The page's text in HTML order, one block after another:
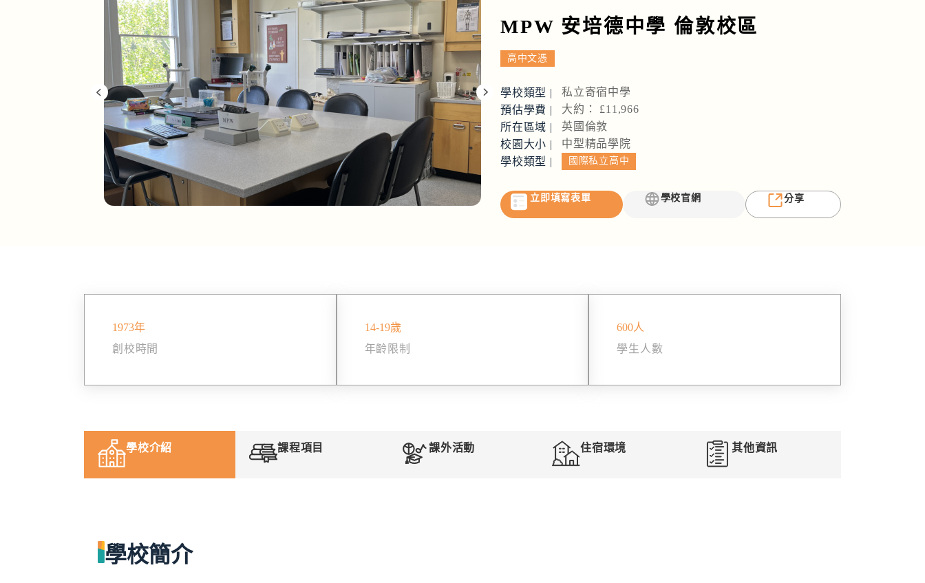
MPW 安培德中學 倫敦校區
高中文憑
學校類型 |
私立寄宿中學
預估學費 |
大約： £11,966
所在區域 |
英國倫敦
校園大小 |
中型精品學院
學校類型 |
國際私立高中
立即填寫表單 學校官網 分享
1973年
創校時間
14‑19歲
年齡限制
600人
學生人數
學校介紹 課程項目 課外活動 住宿環境 其他資訊
學校簡介